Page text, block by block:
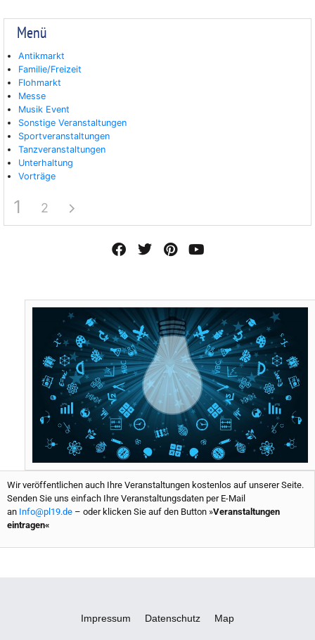
Menü
Antikmarkt
Familie/Freizeit
Flohmarkt
Messe
Musik Event
Sonstige Veranstaltungen
Sportveranstaltungen
Tanzveranstaltungen
Unterhaltung
Vorträge
1 2
a
c
o
o
k
w
e
i
n
r
e
s
o
b
e
Wir veröffentlichen auch Ihre Veranstaltungen kostenlos auf unserer Seite.
Senden Sie uns einfach Ihre Veranstaltungsdaten per E-Mail
an Info@pl19.de – oder klicken Sie auf den Button »Veranstaltungen
eintragen«
Impressum Datenschutz Map